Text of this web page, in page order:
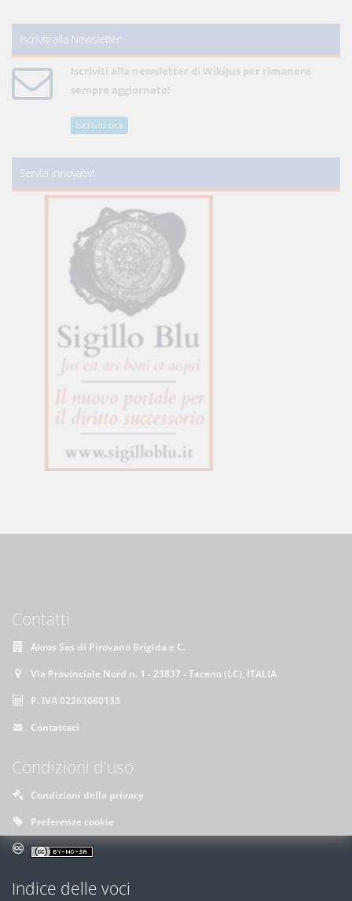
Iscriviti alla Newsletter
Iscriviti alla newsletter di WikiJus per rimanere
sempre aggiornato!
Iscriviti ora
Servizi innovativi
Contatti
Akros Sas di Pirovano Brigida e C.
Via Provinciale Nord n. 1 - 23837 - Taceno (LC), ITALIA
P. IVA 02263080133
Contattaci
Condizioni d'uso
Condizioni della privacy
Preferenze cookie
Indice delle voci